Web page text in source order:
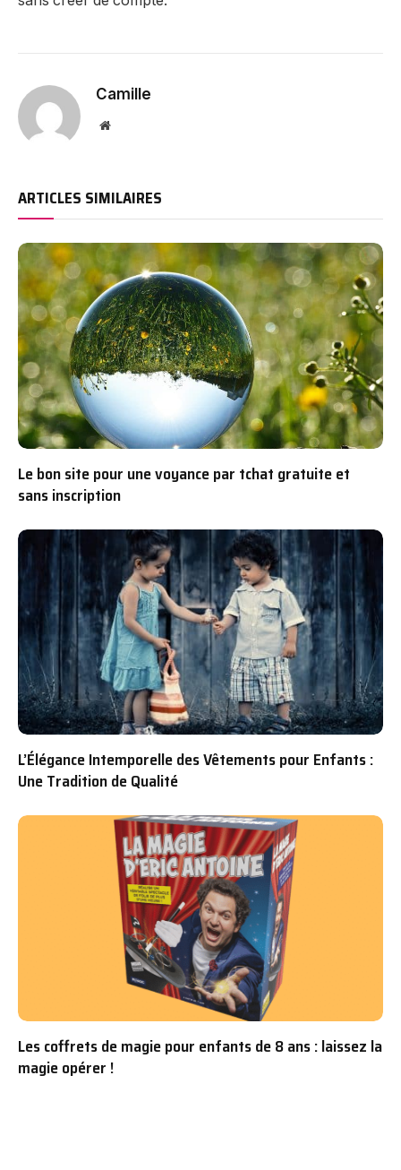
Camille
Website
ARTICLES SIMILAIRES
Le bon site pour une voyance par tchat gratuite et
sans inscription
L’Élégance Intemporelle des Vêtements pour Enfants :
Une Tradition de Qualité
Les coffrets de magie pour enfants de 8 ans : laissez la
magie opérer !